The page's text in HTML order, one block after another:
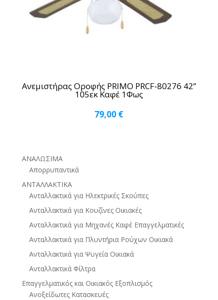
Ανεμιστήρας Οροφής PRIMO PRCF-80276 42”
105εκ Καφέ 1Φως
79,00 €
ΑΝΑΛΩΣΙΜΑ
Απορρυπαντικά
ΑΝΤΑΛΛΑΚΤΙΚΑ
Ανταλλακτικά για Ηλεκτρικές Σκούπες
Ανταλλακτικά για Κουζίνες Οικιακές
Ανταλλακτικά για Μηχανές Καφέ Επαγγελματικές
Ανταλλακτικά για Πλυντήρια Ρούχων Οικιακά
Ανταλλακτικά για Ψυγεία Οικιακά
Ανταλλακτικά Φίλτρα
Επαγγελματικός και Οικιακός Εξοπλισμός
Ανοξείδωτες Κατασκευές